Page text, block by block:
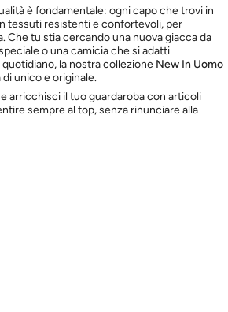
è fondamentale: ogni capo che trovi in
tessuti resistenti e confortevoli, per
Che tu stia cercando una nuova giacca da
o una camicia che si adatti
la nostra collezione New In Uomo
unico e originale.
arricchisci il tuo guardaroba con articoli
sempre al top, senza rinunciare alla